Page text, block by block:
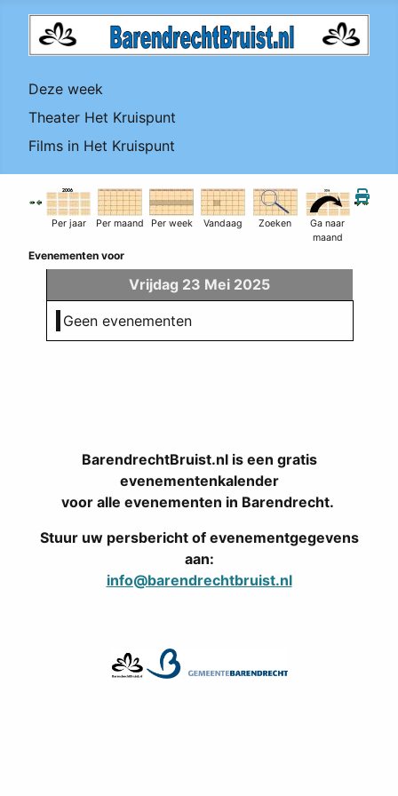
Deze week
Theater Het Kruispunt
Films in Het Kruispunt
Per jaar Per maand Per week Vandaag Zoeken
Ga naar
maand
Evenementen voor
Vrijdag 23 Mei 2025
Geen evenementen
BarendrechtBruist.nl is een gratis
evenementenkalender
voor alle evenementen in Barendrecht.
Stuur uw persbericht of evenementgegevens
aan:
info@barendrechtbruist.nl